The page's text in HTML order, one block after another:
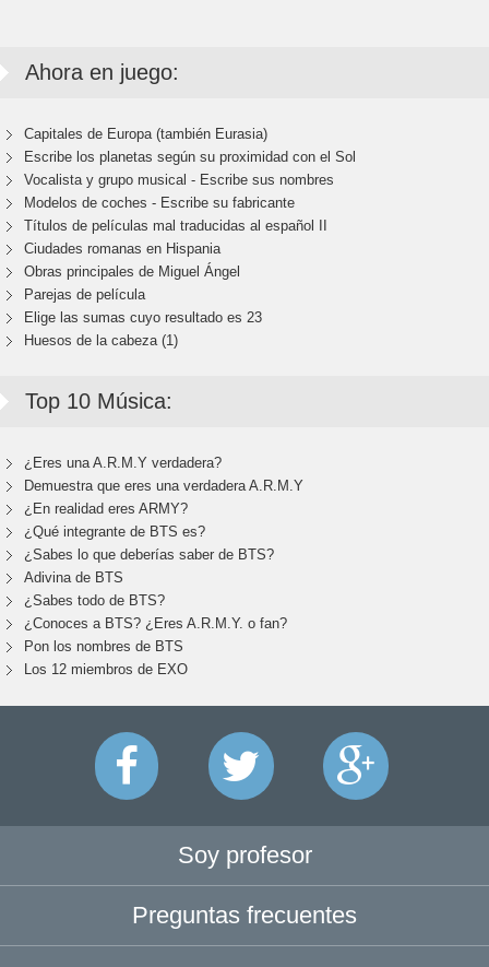
Ahora en juego:
Capitales de Europa (también Eurasia)
Escribe los planetas según su proximidad con el Sol
Vocalista y grupo musical - Escribe sus nombres
Modelos de coches - Escribe su fabricante
Títulos de películas mal traducidas al español II
Ciudades romanas en Hispania
Obras principales de Miguel Ángel
Parejas de película
Elige las sumas cuyo resultado es 23
Huesos de la cabeza (1)
Top 10 Música:
¿Eres una A.R.M.Y verdadera?
Demuestra que eres una verdadera A.R.M.Y
¿En realidad eres ARMY?
¿Qué integrante de BTS es?
¿Sabes lo que deberías saber de BTS?
Adivina de BTS
¿Sabes todo de BTS?
¿Conoces a BTS? ¿Eres A.R.M.Y. o fan?
Pon los nombres de BTS
Los 12 miembros de EXO
Soy profesor
Preguntas frecuentes